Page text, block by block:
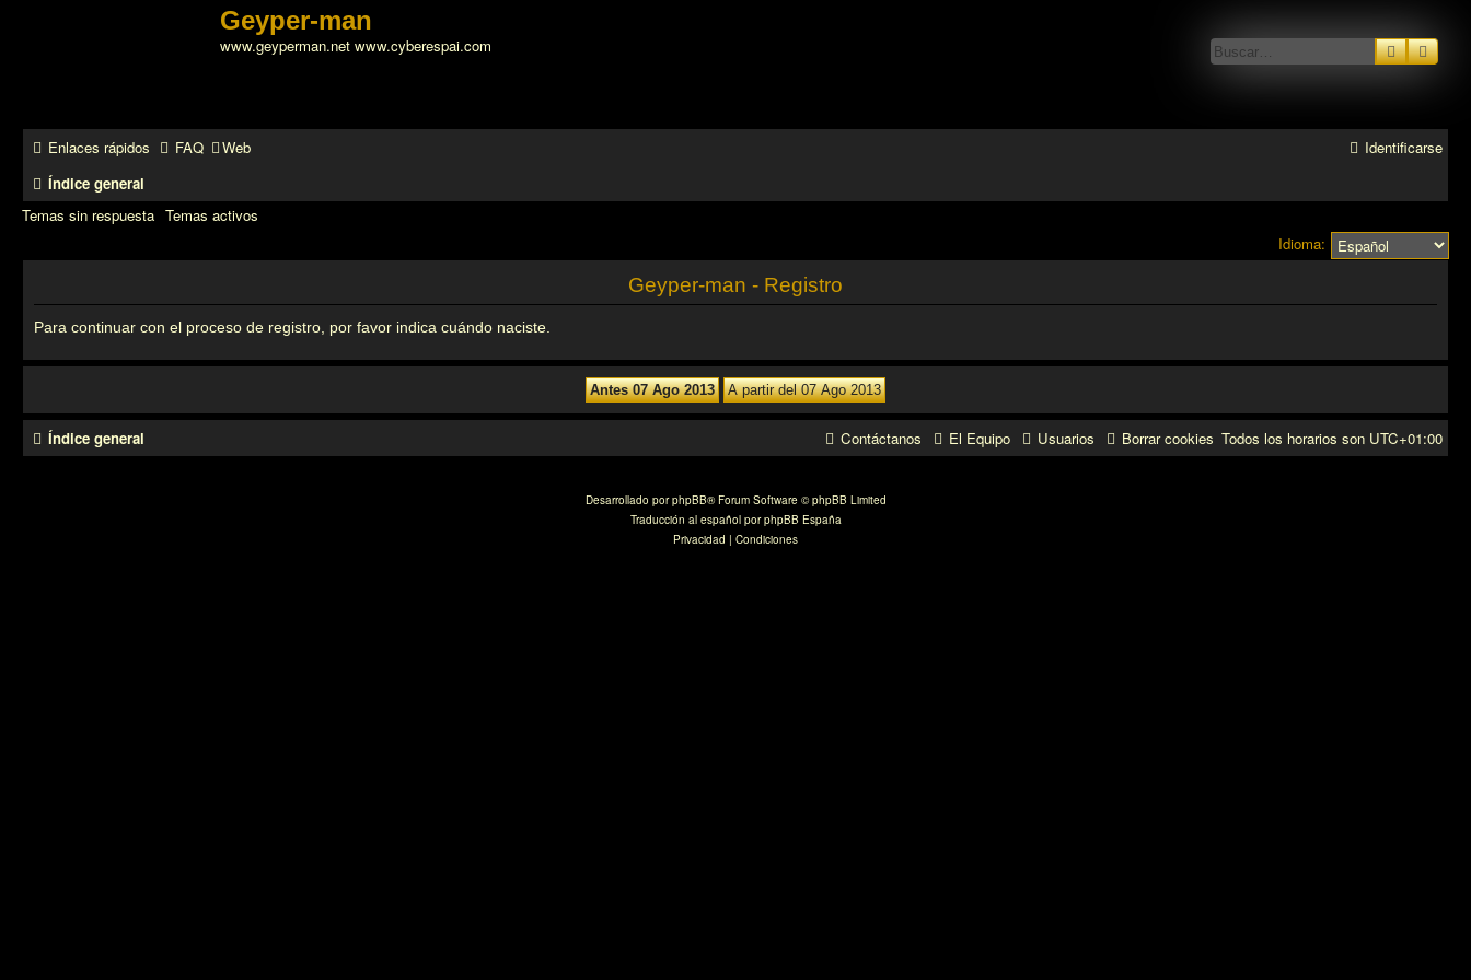
Geyper-man
www.geyperman.net www.cyberespai.com Buscar
Enlaces rápidos FAQ Web
Identificarse
Índice general
Temas sin respuesta Temas activos
Idioma:
Geyper-man - Registro
Para continuar con el proceso de registro, por favor indica cuándo naciste.
Índice general Todos los horarios son UTC+01:00
Borrar cookies
Usuarios
El Equipo
Contáctanos
Desarrollado porphpBB® Forum Software © phpBB Limited
Traducción al español porphpBB España
Privacidad | Condiciones